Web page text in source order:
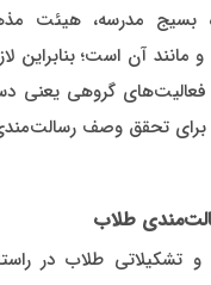
بسیج مدرسه، هیئت
مانند آن است؛ بنابراین
گروهی یعنی
برای تحقق وصف
طلاب
تشکیلاتی طلاب در